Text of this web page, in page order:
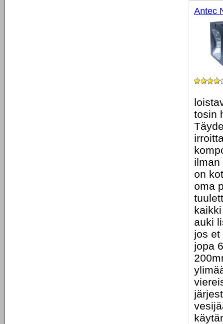
Antec
tosin
ilman
on
oma
auki
jos et
jopa